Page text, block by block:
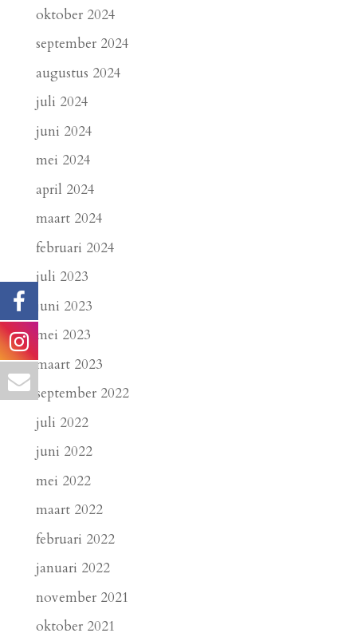
oktober 2024
september 2024
augustus 2024
juli 2024
juni 2024
mei 2024
april 2024
maart 2024
februari 2024
juli 2023
juni 2023
mei 2023
maart 2023
september 2022
juli 2022
juni 2022
mei 2022
maart 2022
februari 2022
januari 2022
november 2021
oktober 2021